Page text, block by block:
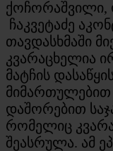
ქოჩორაშვილი,
ჩაკვეტაძე
თავდასხმაში
კვარაცხელია
მატჩის
მიმართულებით
დაშორებით
რომელიც
შეასრულა. ამ